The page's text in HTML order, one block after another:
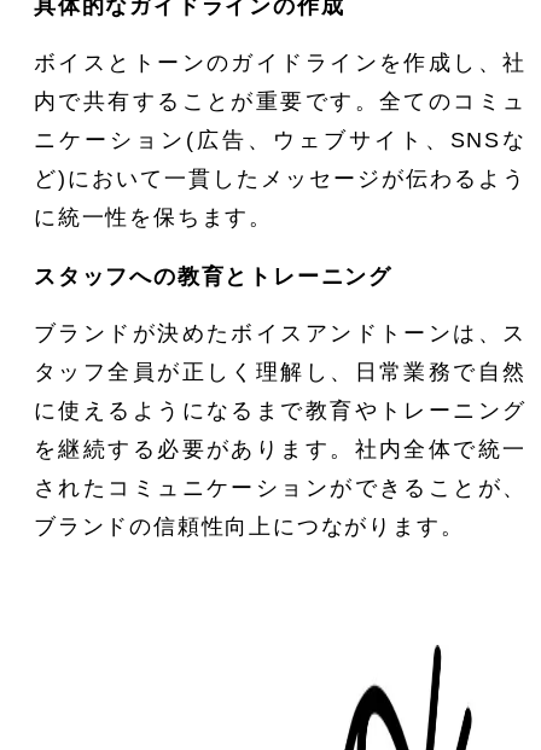
具体的なガイドラインの作成
ボイスとトーンのガイドラインを作成し、社
内で共有することが重要です。全てのコミュ
ニケーション(広告、ウェブサイト、SNSな
ど)において一貫したメッセージが伝わるよう
に統一性を保ちます。
スタッフへの教育とトレーニング
ブランドが決めたボイスアンドトーンは、ス
タッフ全員が正しく理解し、日常業務で自然
に使えるようになるまで教育やトレーニング
を継続する必要があります。社内全体で統一
されたコミュニケーションができることが、
ブランドの信頼性向上につながります。